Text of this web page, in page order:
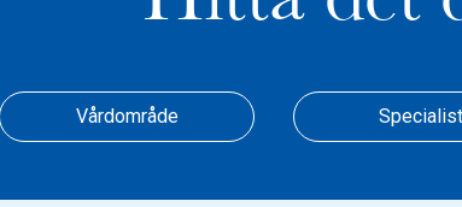
Vårdområde Specialist